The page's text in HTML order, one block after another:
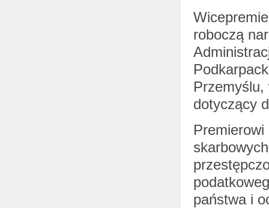
roboczą
Przemyślu,
dotyczący
Premierowi
państwa i